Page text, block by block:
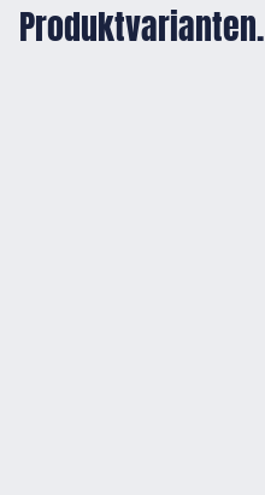
Produktvarianten.